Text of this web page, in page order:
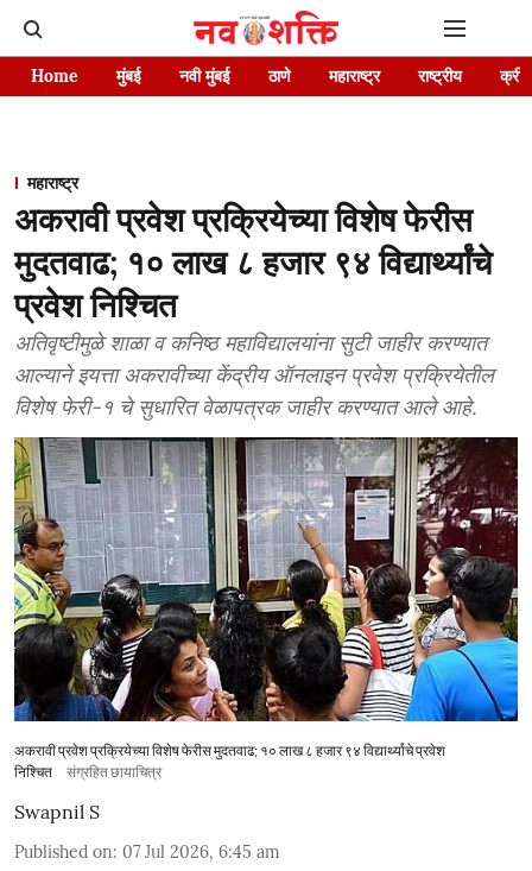
Home मुंबई नवी मुंबई ठाणे महाराष्ट्र राष्ट्रीय
महाराष्ट्र
अकरावी प्रवेश प्रक्रियेच्या विशेष फेरीस
मुदतवाढ; १० लाख ८ हजार ९४ विद्यार्थ्यांचे
प्रवेश निश्चित
अतिवृष्टीमुळे शाळा व कनिष्ठ महाविद्यालयांना सुटी जाहीर करण्यात
आल्याने इयत्ता अकरावीच्या केंद्रीय ऑनलाइन प्रवेश प्रक्रियेतील
विशेष फेरी-१ चे सुधारित वेळापत्रक जाहीर करण्यात आले आहे.
अकरावी प्रवेश प्रक्रियेच्या विशेष फेरीस मुदतवाढ; १० लाख ८ हजार ९४ विद्यार्थ्यांचे प्रवेश
निश्चित
संग्रहित छायाचित्र
Swapnil S
Published on: 07 Jul 2026, 6:45 am